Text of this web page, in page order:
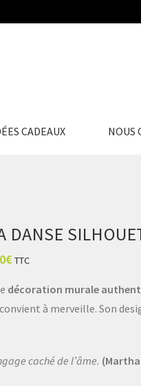
CADEAUX NOUS
DANSE
€ TTC
décoration murale
convient à merveille. Son
caché de l’âme.